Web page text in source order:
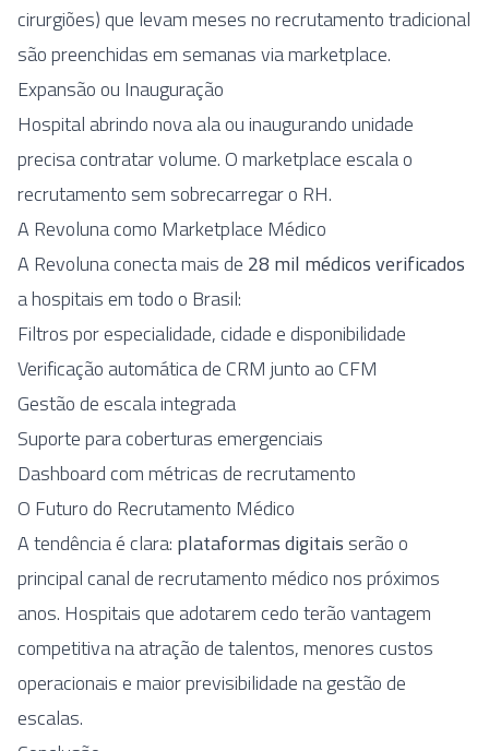
cirurgiões) que levam meses no recrutamento tradicional
são preenchidas em semanas via marketplace.
Expansão ou Inauguração
Hospital abrindo nova ala ou inaugurando unidade
precisa contratar volume. O marketplace escala o
recrutamento sem sobrecarregar o RH.
A Revoluna como Marketplace Médico
A Revoluna conecta mais de 28 mil médicos verificados
a hospitais em todo o Brasil:
Filtros por especialidade, cidade e disponibilidade
Verificação automática de CRM junto ao CFM
Gestão de escala integrada
Suporte para coberturas emergenciais
Dashboard com métricas de recrutamento
O Futuro do Recrutamento Médico
A tendência é clara: plataformas digitais serão o
principal canal de recrutamento médico nos próximos
anos. Hospitais que adotarem cedo terão vantagem
competitiva na atração de talentos, menores custos
operacionais e maior previsibilidade na gestão de
escalas.